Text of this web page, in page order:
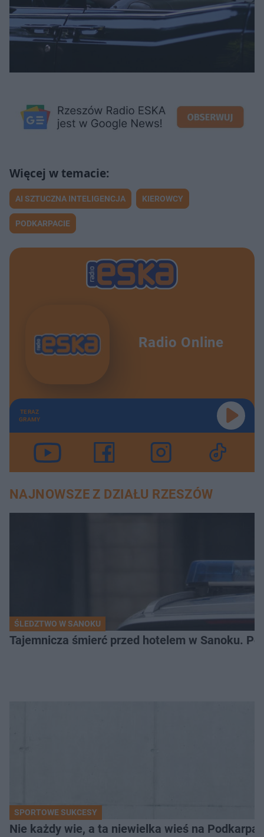
AI SZTUCZNA INTELIGENCJA KIEROWCY
PODKARPACIE
Radio Online
TERAZ
GRAMY
NAJNOWSZE Z DZIAŁU RZESZÓW
ŚLEDZTWO W SANOKU
Tajemnicza śmierć przed hotelem w Sanoku.
SPORTOWE SUKCESY
Nie każdy wie, a ta niewielka wieś na